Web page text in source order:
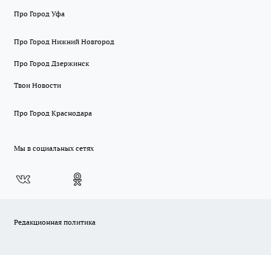
Про Город Уфа
Про Город Нижний Новгород
Про Город Дзержинск
Твои Новости
Про Город Краснодара
Мы в социальных сетях
Редакционная политика